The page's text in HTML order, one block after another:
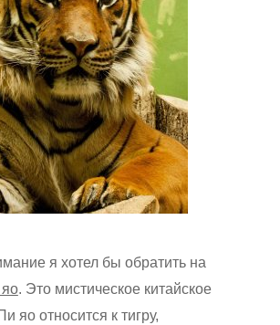
я хотел бы обратить на
. Это мистическое китайское
яо относится к тигру,